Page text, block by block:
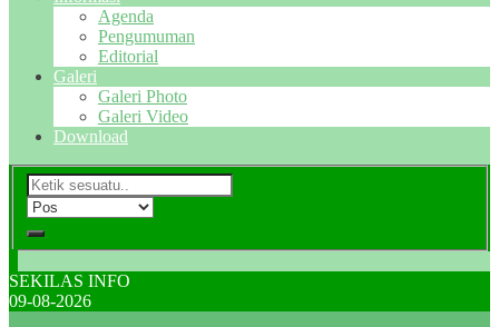
Agenda
Pengumuman
Editorial
Galeri
Galeri Photo
Galeri Video
Download
SEKILAS INFO
09-08-2026